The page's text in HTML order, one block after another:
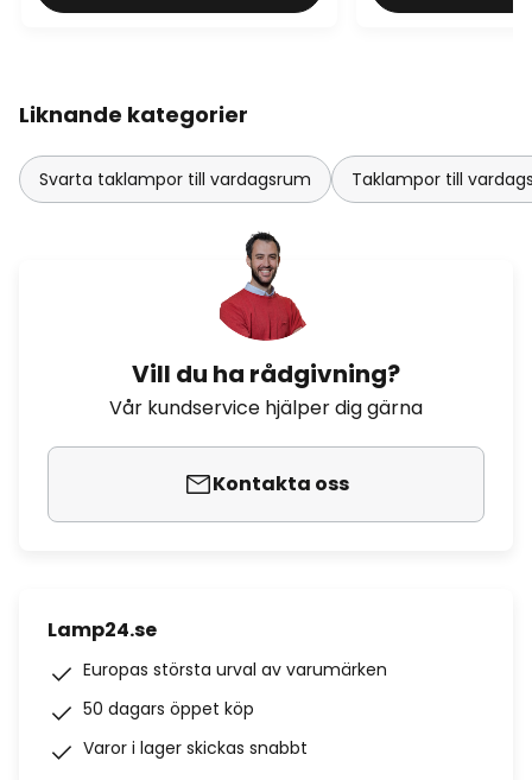
Liknande kategorier
Svarta taklampor till vardagsrum Taklampor till
Vill du ha rådgivning?
Vår kundservice hjälper dig gärna
Kontakta oss
Lamp24.se
Europas största urval av varumärken
50 dagars öppet köp
Varor i lager skickas snabbt